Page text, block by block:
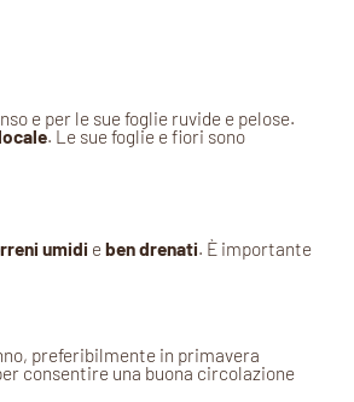
e per le sue foglie ruvide e pelose.
. Le sue foglie e fiori sono
umidi eben drenati. È importante
preferibilmente in primavera
consentire una buona circolazione